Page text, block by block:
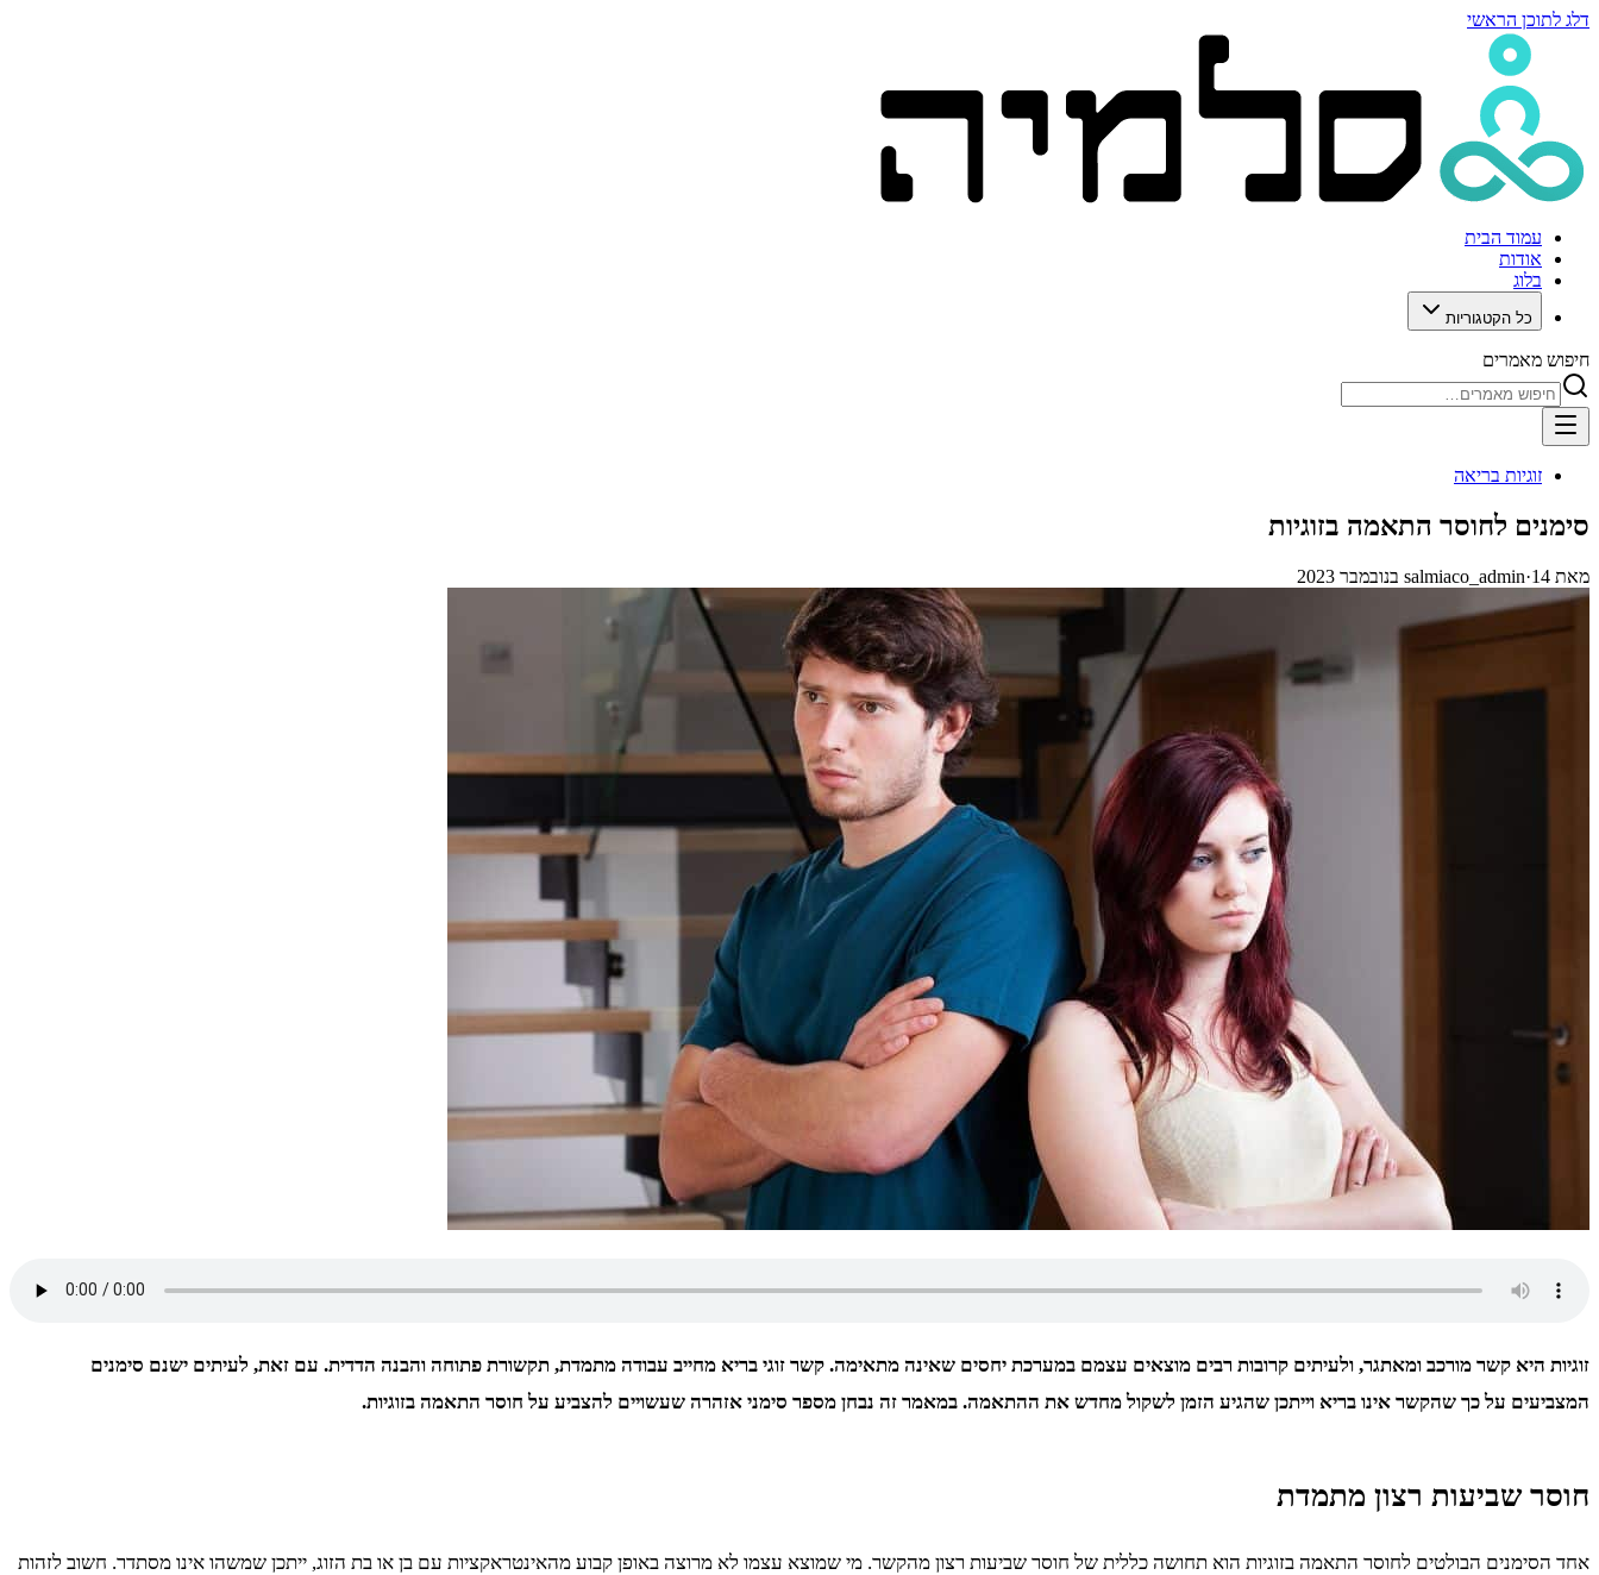
דלג לתוכן הראשי
עמוד הבית
אודות
בלוג
כל הקטגוריות
חיפוש מאמרים
זוגיות בריאה
סימנים לחוסר התאמה בזוגיות
מאת salmiaco_admin·14 בנובמבר 2023
זוגיות היא קשר מורכב ומאתגר, ולעיתים קרובות רבים מוצאים עצמם במערכת יחסים שאינה מתאימה. קשר זוגי בריא מחייב עבודה מתמדת, תקשורת פתוחה והבנה הדדית. עם זאת, לעיתים ישנם סימנים
המצביעים על כך שהקשר אינו בריא וייתכן שהגיע הזמן לשקול מחדש את ההתאמה. במאמר זה נבחן מספר סימני אזהרה שעשויים להצביע על חוסר התאמה בזוגיות.
חוסר שביעות רצון מתמדת
אחד הסימנים הבולטים לחוסר התאמה בזוגיות הוא תחושה כללית של חוסר שביעות רצון מהקשר. מי שמוצא עצמו לא מרוצה באופן קבוע מהאינטראקציות עם בן או בת הזוג, ייתכן שמשהו אינו מסתדר. חשוב לזהות